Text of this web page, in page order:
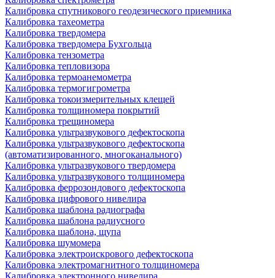
Калибровка спутникового геодезического приемника
Калибровка тахеометра
Калибровка твердомера
Калибровка твердомера Бухгольца
Калибровка тензометра
Калибровка тепловизора
Калибровка термоанемометра
Калибровка термогигрометра
Калибровка токоизмерительных клещей
Калибровка толщиномера покрытий
Калибровка трещиномера
Калибровка ультразвукового дефектоскопа
Калибровка ультразвукового дефектоскопа
(автоматизированного, многоканального)
Калибровка ультразвукового твердомера
Калибровка ультразвукового толщиномера
Калибровка феррозондового дефектоскопа
Калибровка цифрового нивелира
Калибровка шаблона радиографа
Калибровка шаблона радиусного
Калибровка шаблона, щупа
Калибровка шумомера
Калибровка электроискрового дефектоскопа
Калибровка электромагнитного толщиномера
Калибровка электронного нивелира